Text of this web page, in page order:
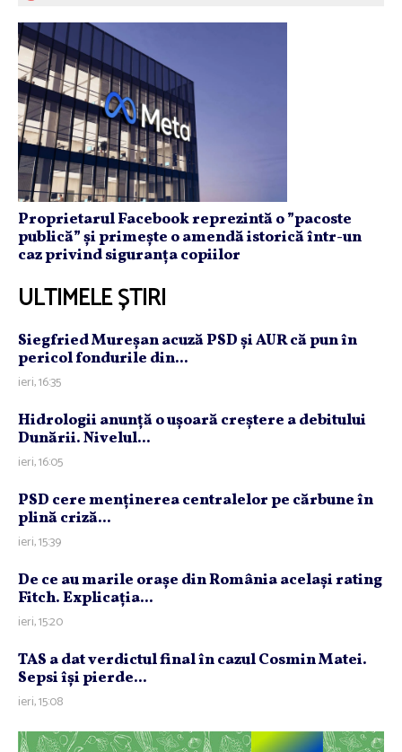
Proprietarul Facebook reprezintă o ”pacoste
publică” și primește o amendă istorică într-un
caz privind siguranța copiilor
ULTIMELE ȘTIRI
Siegfried Mureşan acuză PSD şi AUR că pun în
pericol fondurile din...
ieri, 16:35
Hidrologii anunţă o uşoară creştere a debitului
Dunării. Nivelul...
ieri, 16:05
PSD cere menţinerea centralelor pe cărbune în
plină criză...
ieri, 15:39
De ce au marile oraşe din România acelaşi rating
Fitch. Explicaţia...
ieri, 15:20
TAS a dat verdictul final în cazul Cosmin Matei.
Sepsi îşi pierde...
ieri, 15:08